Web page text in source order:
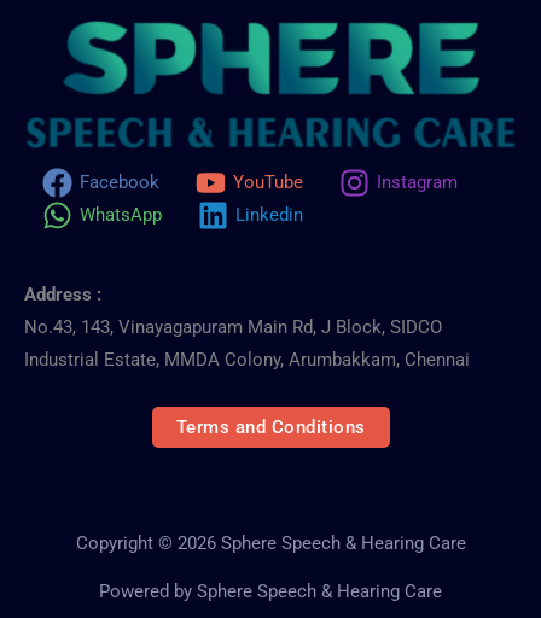
Facebook YouTube
Instagram
WhatsApp
Linkedin
Address :
No.43, 143, Vinayagapuram Main Rd, J Block, SIDCO
Industrial Estate, MMDA Colony, Arumbakkam, Chennai
Terms and Conditions
Copyright © 2026 Sphere Speech & Hearing Care
Powered by Sphere Speech & Hearing Care